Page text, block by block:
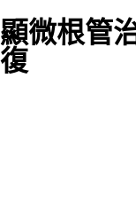
顯微根管
復